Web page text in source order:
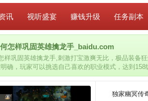
讯 视听盛宴 赚钱升级 任务副本
怎样巩固英雄擒龙手_baidu.com
样巩固英雄擒龙手,刺激打宝激爽无比，极品装备
确，玩家可以挑选自己喜欢的职业模式，达到
、物品、装备等。
独家幽冥传